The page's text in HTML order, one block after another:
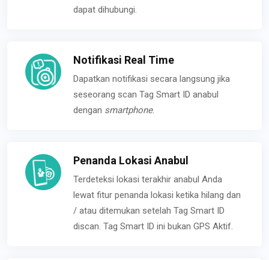
dapat dihubungi.
Notifikasi Real Time
Dapatkan notifikasi secara langsung jika
seseorang scan Tag Smart ID anabul
dengan smartphone.
Penanda Lokasi Anabul
Terdeteksi lokasi terakhir anabul Anda
lewat fitur penanda lokasi ketika hilang dan
/ atau ditemukan setelah Tag Smart ID
discan. Tag Smart ID ini bukan GPS Aktif.